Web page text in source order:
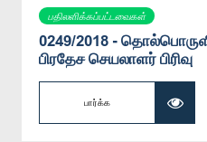
பதிலளிக்கப்பட்டவைகள்
0249/2018 -
பிரதேச செயலாளர் பிரிவு
பார்க்க